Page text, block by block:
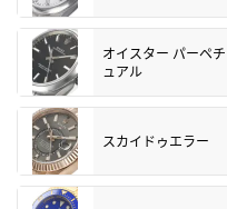
オイスター パーペチ
ュアル
スカイドゥエラー